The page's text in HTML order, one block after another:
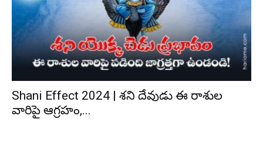
Shani Effect 2024 | శని దేవుడు ఈ రాశుల
వారిపై ఆగ్రహం,...